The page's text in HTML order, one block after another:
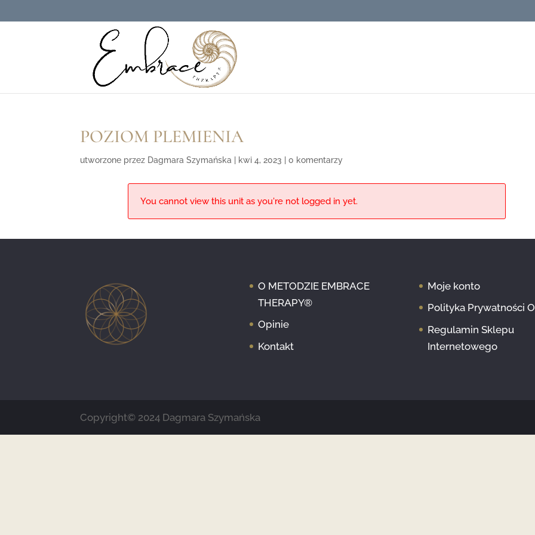
POZIOM PLEMIENIA
utworzone przez Dagmara Szymańska kwi 4, 2023 |0 komentarzy
You cannot view this unit as you're not logged in yet.
O METODZIE EMBRACE
THERAPY®
Opinie
Kontakt
Moje konto
Polityka Prywatności
Regulamin Sklepu
Internetowego
Copyright© 2024 Dagmara Szymańska